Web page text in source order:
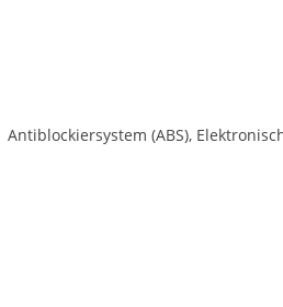
Antiblockiersystem (ABS),